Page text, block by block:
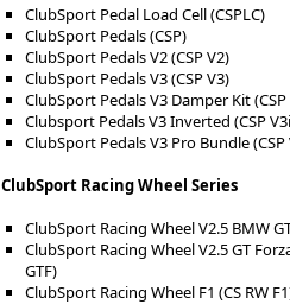
ClubSport Pedal Load Cell (CSPLC)
ClubSport Pedals (CSP)
ClubSport Pedals V2 (CSP V2)
ClubSport Pedals V3 (CSP V3)
ClubSport Pedals V3 Damper Kit (CSP
Clubsport Pedals V3 Inverted (CSP
ClubSport Pedals V3 Pro Bundle (CSP
ClubSport Racing Wheel Series
ClubSport Racing Wheel V2.5 BMW
ClubSport Racing Wheel V2.5 GT
GTF)
ClubSport Racing Wheel F1 (CS RW